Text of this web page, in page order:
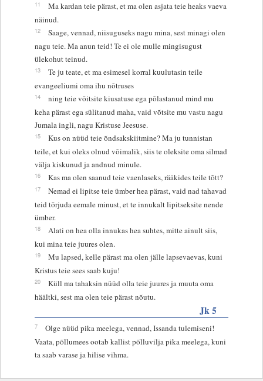
11
Ma kardan teie pärast, et ma olen asjata teie heaks vaeva
näinud.
12
Saage, vennad, niisuguseks nagu mina, sest minagi olen
nagu teie. Ma anun teid! Te ei ole mulle mingisugust
ülekohut teinud.
13
Te ju teate, et ma esimesel korral kuulutasin teile
evangeeliumi oma ihu nõtruses
14
ning teie võitsite kiusatuse ega põlastanud mind mu
keha pärast ega sülitanud maha, vaid võtsite mu vastu nagu
Jumala ingli, nagu Kristuse Jeesuse.
15
Kus on nüüd teie õndsakskiitmine? Ma ju tunnistan
teile, et kui oleks olnud võimalik, siis te oleksite oma silmad
välja kiskunud ja andnud minule.
16 Kas ma olen saanud teie vaenlaseks, rääkides teile tõtt?
17
Nemad ei lipitse teie ümber hea pärast, vaid nad tahavad
teid tõrjuda eemale minust, et te innukalt lipitseksite nende
ümber.
18
Alati on hea olla innukas hea suhtes, mitte ainult siis,
kui mina teie juures olen.
19
Mu lapsed, kelle pärast ma olen jälle lapsevaevas, kuni
Kristus teie sees saab kuju!
20
Küll ma tahaksin nüüd olla teie juures ja muuta oma
häältki, sest ma olen teie pärast nõutu.
Jk 5
7
Olge nüüd pika meelega, vennad, Issanda tulemiseni!
Vaata, põllumees ootab kallist põlluvilja pika meelega, kuni
ta saab varase ja hilise vihma.